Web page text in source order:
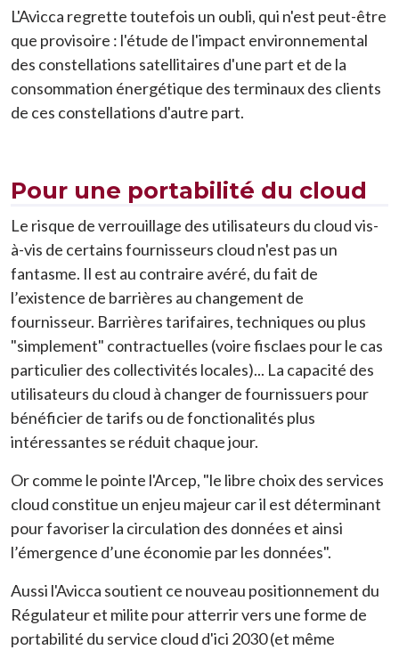
L'Avicca regrette toutefois un oubli, qui n'est peut-être
que provisoire : l'étude de l'impact environnemental
des constellations satellitaires d'une part et de la
consommation énergétique des terminaux des clients
de ces constellations d'autre part.
Pour une portabilité du cloud
Le risque de verrouillage des utilisateurs du cloud vis-
à-vis de certains fournisseurs cloud n'est pas un
fantasme. Il est au contraire avéré, du fait de
l’existence de barrières au changement de
fournisseur. Barrières tarifaires, techniques ou plus
"simplement" contractuelles (voire fisclaes pour le cas
particulier des collectivités locales)... La capacité des
utilisateurs du cloud à changer de fournissuers pour
bénéficier de tarifs ou de fonctionalités plus
intéressantes se réduit chaque jour.
Or comme le pointe l'Arcep, "le libre choix des services
cloud constitue un enjeu majeur car il est déterminant
pour favoriser la circulation des données et ainsi
l’émergence d’une économie par les données".
Aussi l'Avicca soutient ce nouveau positionnement du
Régulateur et milite pour atterrir vers une forme de
portabilité du service cloud d'ici 2030 (et même